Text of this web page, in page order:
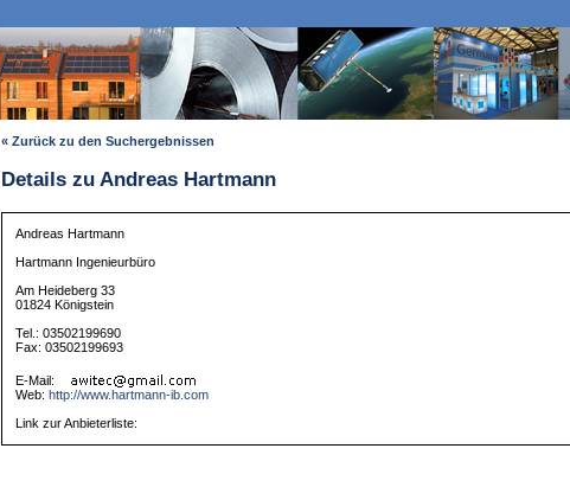
« Zurück zu den Suchergebnissen
Details zu Andreas Hartmann
Andreas Hartmann
Hartmann Ingenieurbüro
Am Heideberg 33
01824 Königstein
Tel.: 03502199690
Fax: 03502199693
E-Mail:
Web: http://www.hartmann-ib.com
Link zur Anbieterliste: